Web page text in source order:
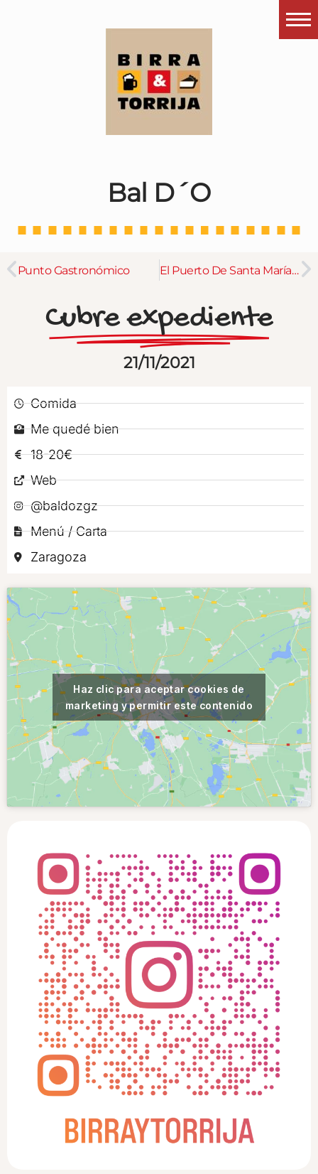
¿Esto que es pués?
Últimas visitas
Todos los garitos
Por el mundo
Contactar
Instagram
Bal D´O
Punto Gastronómico El Puerto De Santa María – Noviembre 2021
Cubre expediente
21/11/2021
Comida
Me quedé bien
18-20€
Web
@baldozgz
Menú / Carta
Zaragoza
Haz clic para aceptar cookies de
marketing y permitir este contenido